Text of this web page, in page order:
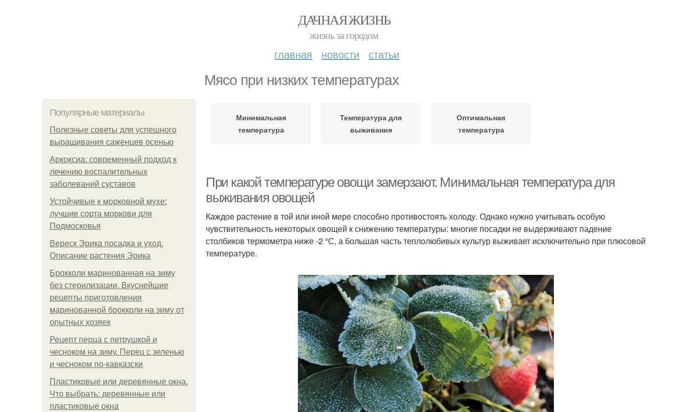
ДАЧНАЯ ЖИЗНЬ
жизнь за городом
главная новости статьи
Мясо при низких температурах
Популярные материалы
Полезные советы для успешного
выращивания саженцев осенью
Аркоксиа: современный подход к
лечению воспалительных
заболеваний суставов
Устойчивые к морковной мухе:
лучшие сорта моркови для
Подмосковья
Вереск Эрика посадка и уход.
Описание растения Эрика
Брокколи маринованная на зиму
без стерилизации. Вкуснейшие
рецепты приготовления
маринованной брокколи на зиму от
опытных хозяек
Рецепт перца с петрушкой и
чесноком на зиму. Перец с зеленью
и чесноком по-кавказски
Пластиковые или деревянные окна.
Что выбрать: деревянные или
пластиковые окна
Минимальная
температура
Температура для
выживания
Оптимальная
температура
При какой температуре овощи замерзают. Минимальная температура для
выживания овощей
Каждое растение в той или иной мере способно противостоять холоду. Однако нужно учитывать особую
чувствительность некоторых овощей к снижению температуры: многие посадки не выдерживают падение
столбиков термометра ниже -2 °С, а большая часть теплолюбивых культур выживает исключительно при плюсовой
температуре.